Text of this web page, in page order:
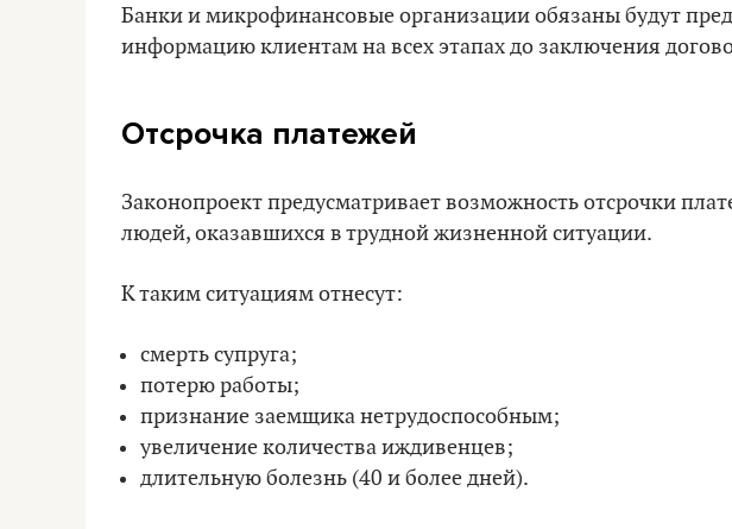
Банки и микрофинансовые организации обязаны будут
информацию клиентам на всех этапах до заключения
Отсрочка платежей
Законопроект предусматривает возможность отсрочки
людей, оказавшихся в трудной жизненной ситуации.
К таким ситуациям отнесут:
смерть супруга;
потерю работы;
признание заемщика нетрудоспособным;
увеличение количества иждивенцев;
длительную болезнь (40 и более дней).